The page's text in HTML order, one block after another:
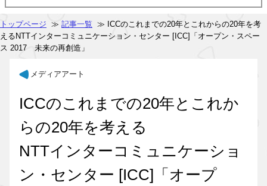
トップページ ≫ 記事一覧 ≫ ICCのこれまでの20年とこれからの20年を考
えるNTTインターコミュニケーション・センター [ICC]「オープン・スペー
ス 2017 未来の再創造」
メディアアート
ICCのこれまでの20年とこれか
らの20年を考える
NTTインターコミュニケーショ
ン・センター [ICC]「オープ